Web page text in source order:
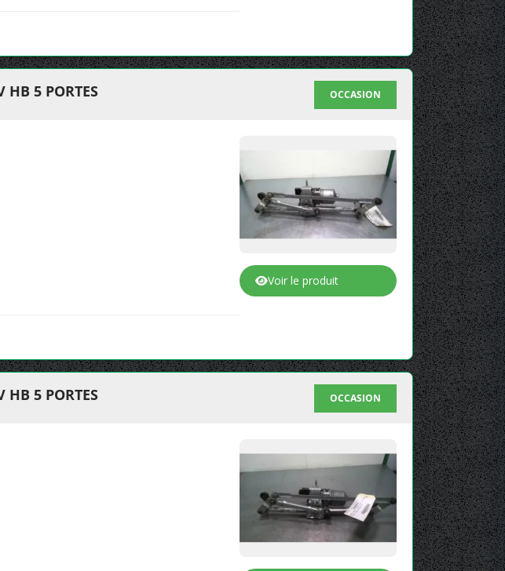
HB 5 PORTES OCCASION
Voir le produit
HB 5 PORTES OCCASION